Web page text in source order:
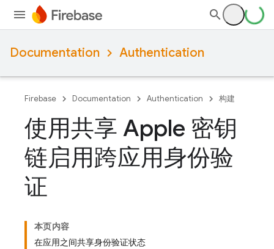
Documentation Authentication
Firebase Documentation Authentication 构建
使用共享 Apple 密钥
链启用跨应用身份验
证
本页内容
在应用之间共享身份验证状态